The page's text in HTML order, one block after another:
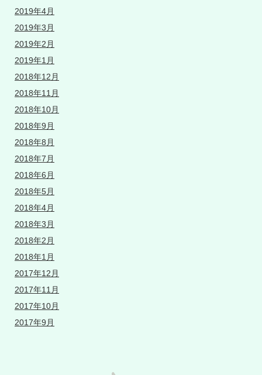
2019年4月
2019年3月
2019年2月
2019年1月
2018年12月
2018年11月
2018年10月
2018年9月
2018年8月
2018年7月
2018年6月
2018年5月
2018年4月
2018年3月
2018年2月
2018年1月
2017年12月
2017年11月
2017年10月
2017年9月